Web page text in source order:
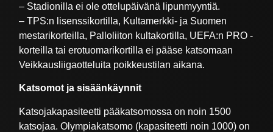
– Stadionilla ei ole ottelupäivänä lipunmyyntiä.
– TPS:n lisenssikortilla, Kultamerkki- ja Suomen
mestarikorteilla, Palloliiton kultakortilla, UEFA:n PRO -
korteilla tai erotuomarikortilla ei pääse katsomaan
Veikkausliigaotteluita poikkeustilan aikana.
Katsomot ja sisäänkäynnit
Katsojakapasiteetti pääkatsomossa on noin 1500
katsojaa. Olympiakatsomo (kapasiteetti noin 1000) on